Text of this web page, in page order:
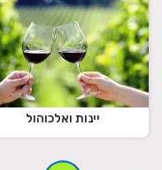
יינות ואלכוהול